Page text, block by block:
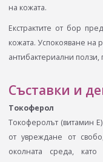
на кожата.
Екстрактите от бор
кожата. Успокояване на
антибактериални ползи,
Съставки и
Токоферол
Токоферолът (витамин
от увреждане от
околната среда,